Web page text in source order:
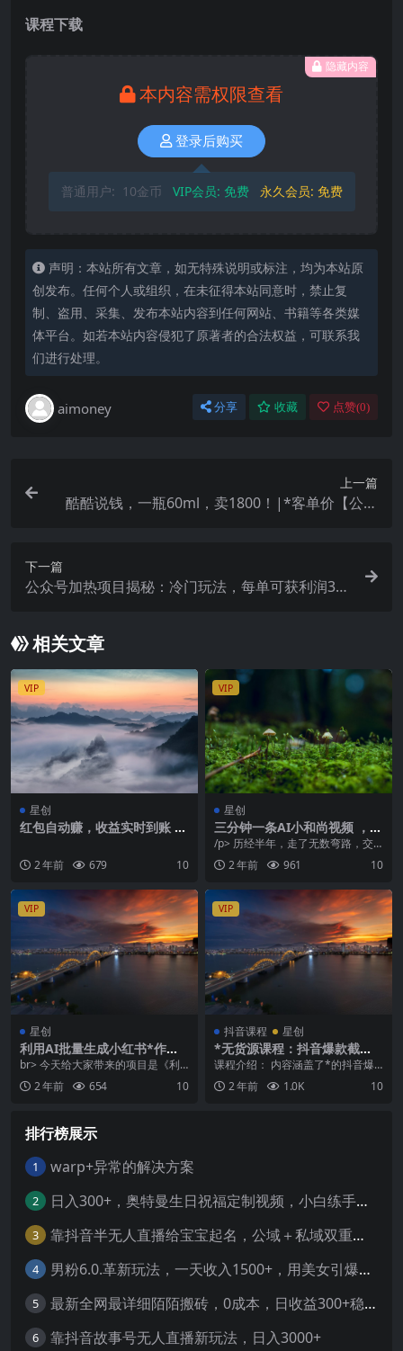
课程下载
隐藏内容
本内容需权限查看
登录后购买
普通用户: 10金币 VIP会员: 免费 永久会员: 免费
声明：本站所有文章，如无特殊说明或标注，均为本站原
创发布。任何个人或组织，在未征得本站同意时，禁止复
制、盗用、采集、发布本站内容到任何网站、书籍等各类媒
体平台。如若本站内容侵犯了原著者的合法权益，可联系我
们进行处理。
aimoney 分享 收藏 点赞(0)
上一篇
酷酷说钱，一瓶60ml，卖1800！|*客单价【公众
下一篇
公众号加热项目揭秘：冷门玩法，每单可获利润30
相关文章
VIP
星创
红包自动赚，收益实时到账 可
2 年前 679 10
VIP
星创
三分钟一条AI小和尚视频 ，日
引300+创业粉。单日变现四位
数 ，附赠全套工具
/p> 历经半年，走了无数弯路，交
了无数学费。终于给兄弟们把这个
方法测试出来了 ...
2 年前 961 10
VIP
星创
利用AI批量生成小红书*作品
内容，无脑复制粘贴轻松月入
过万
br> 今天给大家带来的项目是《利
用AI批量生成小红书*作品内容，无
脑复制粘贴轻...
2 年前 654 10
VIP
抖音课程 星创
*无货源课程：抖音爆款截
流、高客单价选品、品牌玩法
【不含软件】
课程介绍： 内容涵盖了*的抖音爆
款截流，高客单价选品，1688品牌
玩法，品牌效应...
2 年前 1.0K 10
排行榜展示
1 warp+异常的解决方案
2 日入300+，奥特曼生日祝福定制视频，小白练手项目-暖阳网
3 靠抖音半无人直播给宝宝起名，公域＋私域双重变现模式
4 男粉6.0.革新玩法，一天收入1500+，用美女引爆得物APP【揭秘】-暖阳网
5 最新全网最详细陌陌搬砖，0成本，日收益300+稳定收入【揭秘】
6 靠抖音故事号无人直播新玩法，日入3000+